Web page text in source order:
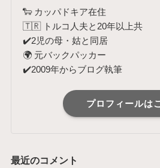
🐑 カッパドキア在住
🇹🇷 トルコ人夫と20年以上共
✔️2児の母・姑と同居
🌍 元バックパッカー
✔️2009年からブログ執筆
プロフィールは
最近のコメント